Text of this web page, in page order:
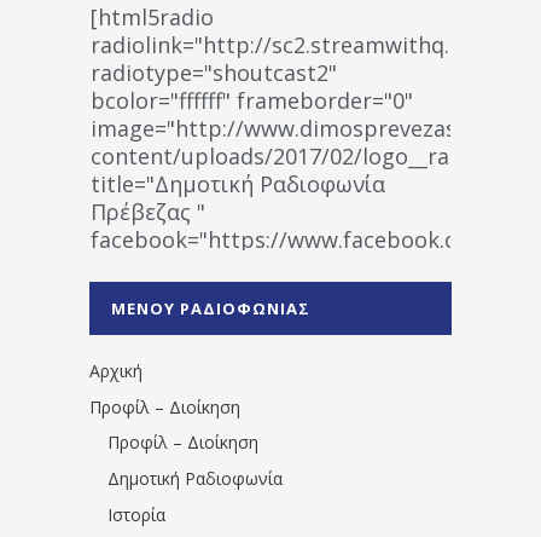
[html5radio
radiolink="http://
radiotype="shoutcast2"
bcolor="ffffff" frameborder="0"
image="http://www.dimosprevezas.gr/wp-
content/uploads/2017/02/
title="Δημοτική Ραδιοφωνία
Πρέβεζας "
facebook="https://www.facebook.com/
1531194763766854/" artist="" ]
ΜΕΝΟΥ ΡΑΔΙΟΦΩΝΙΑΣ
Αρχική
Προφίλ – Διοίκηση
Προφίλ – Διοίκηση
Δημοτική Ραδιοφωνία
Ιστορία